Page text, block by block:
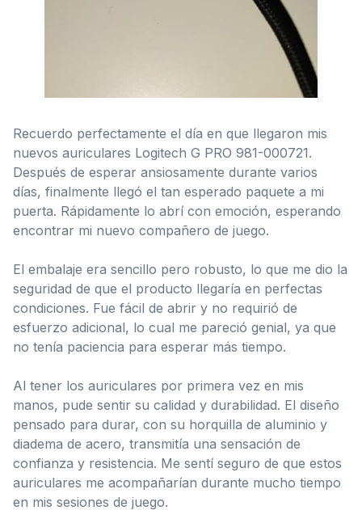
Recuerdo perfectamente el día en que llegaron mis
nuevos auriculares Logitech G PRO 981-000721.
Después de esperar ansiosamente durante varios
días, finalmente llegó el tan esperado paquete a mi
puerta. Rápidamente lo abrí con emoción, esperando
encontrar mi nuevo compañero de juego.
El embalaje era sencillo pero robusto, lo que me dio la
seguridad de que el producto llegaría en perfectas
condiciones. Fue fácil de abrir y no requirió de
esfuerzo adicional, lo cual me pareció genial, ya que
no tenía paciencia para esperar más tiempo.
Al tener los auriculares por primera vez en mis
manos, pude sentir su calidad y durabilidad. El diseño
pensado para durar, con su horquilla de aluminio y
diadema de acero, transmitía una sensación de
confianza y resistencia. Me sentí seguro de que estos
auriculares me acompañarían durante mucho tiempo
en mis sesiones de juego.